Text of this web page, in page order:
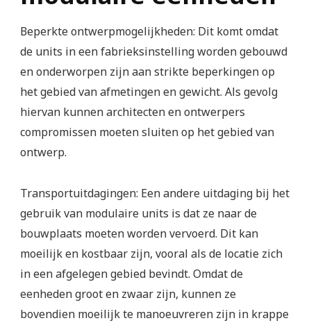
Beperkte ontwerpmogelijkheden: Dit komt omdat
de units in een fabrieksinstelling worden gebouwd
en onderworpen zijn aan strikte beperkingen op
het gebied van afmetingen en gewicht. Als gevolg
hiervan kunnen architecten en ontwerpers
compromissen moeten sluiten op het gebied van
ontwerp.
Transportuitdagingen: Een andere uitdaging bij het
gebruik van modulaire units is dat ze naar de
bouwplaats moeten worden vervoerd. Dit kan
moeilijk en kostbaar zijn, vooral als de locatie zich
in een afgelegen gebied bevindt. Omdat de
eenheden groot en zwaar zijn, kunnen ze
bovendien moeilijk te manoeuvreren zijn in krappe